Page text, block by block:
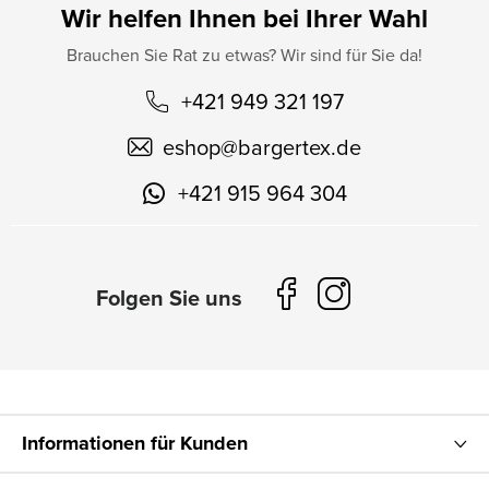
Wir helfen Ihnen bei Ihrer Wahl
Brauchen Sie Rat zu etwas? Wir sind für Sie da!
+421 949 321 197
eshop@bargertex.de
+421 915 964 304
Informationen für Kunden